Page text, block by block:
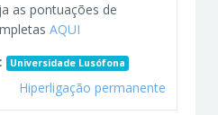
as pontuações de
AQUI
Universidade Lusófona
Hiperligação permanente